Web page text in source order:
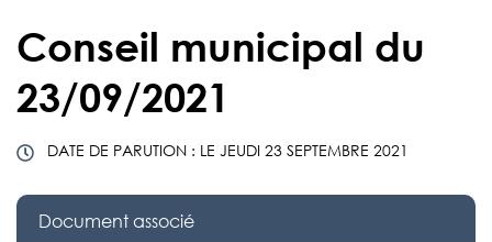
Conseil municipal du
23/09/2021
DATE DE PARUTION : LE JEUDI 23 SEPTEMBRE 2021
Document associé